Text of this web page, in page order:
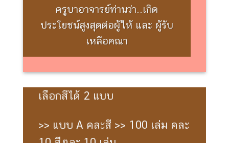
ครูบาอาจารย์ท่านว่า..เกิด
ประโยชน์สูงสุดต่อผู้ให้ และ ผู้รับ
เหลือคณา
เลือกสีได้ 2 แบบ
>> แบบ A คละสี >> 100 เล่ม คละ